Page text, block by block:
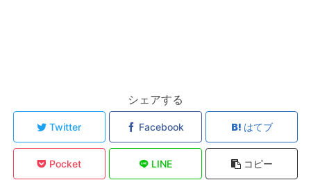
シェアする
Twitter Facebook はてブ
Pocket LINE コピー